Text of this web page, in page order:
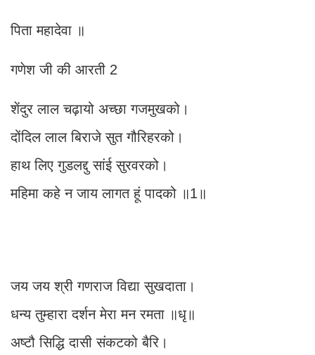
पिता महादेवा ॥
गणेश जी की आरती 2
शेंदुर लाल चढ़ायो अच्छा गजमुखको।
दोंदिल लाल बिराजे सुत गौरिहरको।
हाथ लिए गुडलद्दु सांई सुरवरको।
महिमा कहे न जाय लागत हूं पादको ॥1॥
जय जय श्री गणराज विद्या सुखदाता।
धन्य तुम्हारा दर्शन मेरा मन रमता ॥धृ॥
अष्टौ सिद्धि दासी संकटको बैरि।